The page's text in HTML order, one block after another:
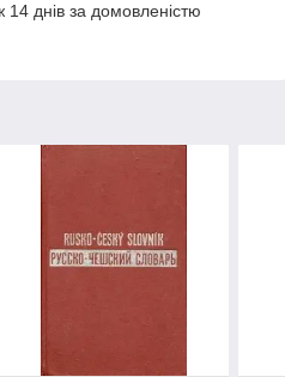
днів за домовленістю